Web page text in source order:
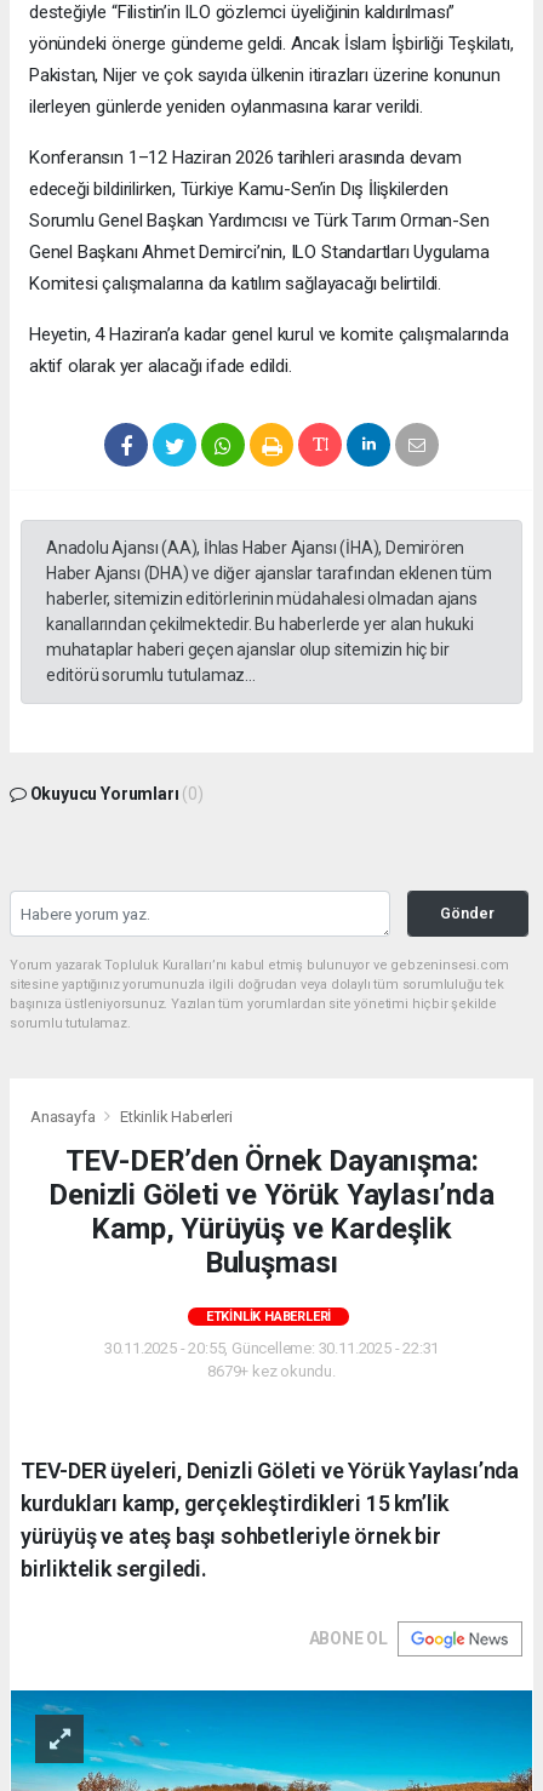
desteğiyle “Filistin’in ILO gözlemci üyeliğinin kaldırılması”
yönündeki önerge gündeme geldi. Ancak İslam İşbirliği Teşkilatı,
Pakistan, Nijer ve çok sayıda ülkenin itirazları üzerine konunun
ilerleyen günlerde yeniden oylanmasına karar verildi.
Konferansın 1–12 Haziran 2026 tarihleri arasında devam
edeceği bildirilirken, Türkiye Kamu-Sen’in Dış İlişkilerden
Sorumlu Genel Başkan Yardımcısı ve Türk Tarım Orman-Sen
Genel Başkanı Ahmet Demirci’nin, ILO Standartları Uygulama
Komitesi çalışmalarına da katılım sağlayacağı belirtildi.
Heyetin, 4 Haziran’a kadar genel kurul ve komite çalışmalarında
aktif olarak yer alacağı ifade edildi.
Anadolu Ajansı (AA), İhlas Haber Ajansı (İHA), Demirören
Haber Ajansı (DHA) ve diğer ajanslar tarafından eklenen tüm
haberler, sitemizin editörlerinin müdahalesi olmadan ajans
kanallarından çekilmektedir. Bu haberlerde yer alan hukuki
muhataplar haberi geçen ajanslar olup sitemizin hiç bir
editörü sorumlu tutulamaz...
Okuyucu Yorumları (0)
Gönder
Yorum yazarak Topluluk Kuralları’nı kabul etmiş bulunuyor ve gebzeninsesi.com
sitesine yaptığınız yorumunuzla ilgili doğrudan veya dolaylı tüm sorumluluğu tek
başınıza üstleniyorsunuz. Yazılan tüm yorumlardan site yönetimi hiçbir şekilde
sorumlu tutulamaz.
Anasayfa Etkinlik Haberleri
TEV-DER’den Örnek Dayanışma:
Denizli Göleti ve Yörük Yaylası’nda
Kamp, Yürüyüş ve Kardeşlik
Buluşması
ETKINLIK HABERLERI
30.11.2025 - 20:55, Güncelleme: 30.11.2025 - 22:31
8679+ kez okundu.
TEV-DER üyeleri, Denizli Göleti ve Yörük Yaylası’nda
kurdukları kamp, gerçekleştirdikleri 15 km’lik
yürüyüş ve ateş başı sohbetleriyle örnek bir
birliktelik sergiledi.
ABONE OL